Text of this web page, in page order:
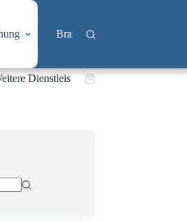
Branchen
DienstleistungenWarenkorb